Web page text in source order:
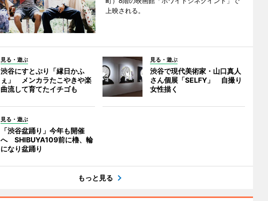
上映される。
見る・遊ぶ
渋谷にすとぷり「縁日かふ
ぇ」 メンカラたこやきや楽
曲流して育てたイチゴも
見る・遊ぶ
渋谷で現代美術家・山口真人
さん個展「SELFY」 自撮り
女性描く
見る・遊ぶ
「渋谷盆踊り」今年も開催
へ SHIBUYA109前に櫓、輪
になり盆踊り
もっと見る